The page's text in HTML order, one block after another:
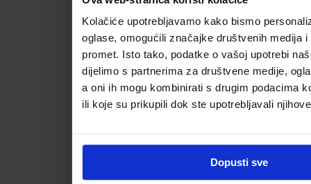
Kolačiće upotrebljavamo kako bismo
oglase, omogućili značajke društvenih medija i
promet. Isto tako, podatke o vašoj upotrebi
dijelimo s partnerima za društvene medije,
a oni ih mogu kombinirati s drugim podacima
ili koje su prikupili dok ste upotrebljavali
Dopusti sve